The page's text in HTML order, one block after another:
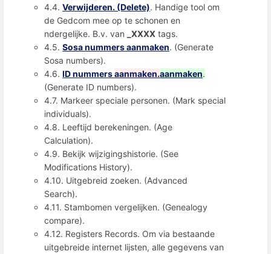
4.4.Verwijderen. (Delete). Handige tool om
de Gedcom mee op te schonen en
ndergelijke. B.v. van
_XXXX tags.
4.5.Sosa nummers aanmaken. (Generate
Sosa numbers).
4.6.ID nummersaanmaken.aanmaken.
(Generate ID numbers).
4.7. Markeer speciale personen. (Mark special
individuals).
4.8. Leeftijd berekeningen. (Age
Calculation).
4.9. Bekijk wijzigingshistorie. (See
Modifications History).
4.10. Uitgebreid zoeken. (Advanced
Search).
4.11. Stambomen vergelijken. (Genealogy
compare).
4.12. Registers Records. Om via bestaande
uitgebreide internet lijsten, alle gegevens van